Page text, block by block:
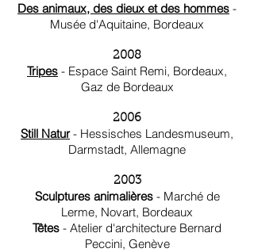
Des animaux, des dieux et des hommes -
Musée d'Aquitaine, Bordeaux
2008
Tripes - Espace Saint Remi, Bordeaux,
Gaz de Bordeaux
2006
Still Natur- Hessisches Landesmuseum,
Darmstadt, Allemagne
2003
Sculptures animalières- Marché de
Lerme, Novart, Bordeaux
Têtes - Atelier d'architecture Bernard
Peccini, Genève